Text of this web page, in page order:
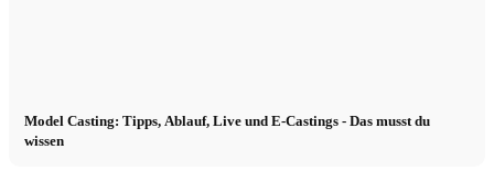
Model Casting: Tipps, Ablauf, Live und E-Castings - Das musst du
wissen